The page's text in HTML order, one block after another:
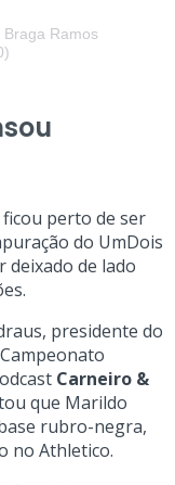
Ramos
perto de ser
do UmDois
deixado de lado
presidente do
Carneiro &
que Marildo
rubro-negra,
no Athletico.